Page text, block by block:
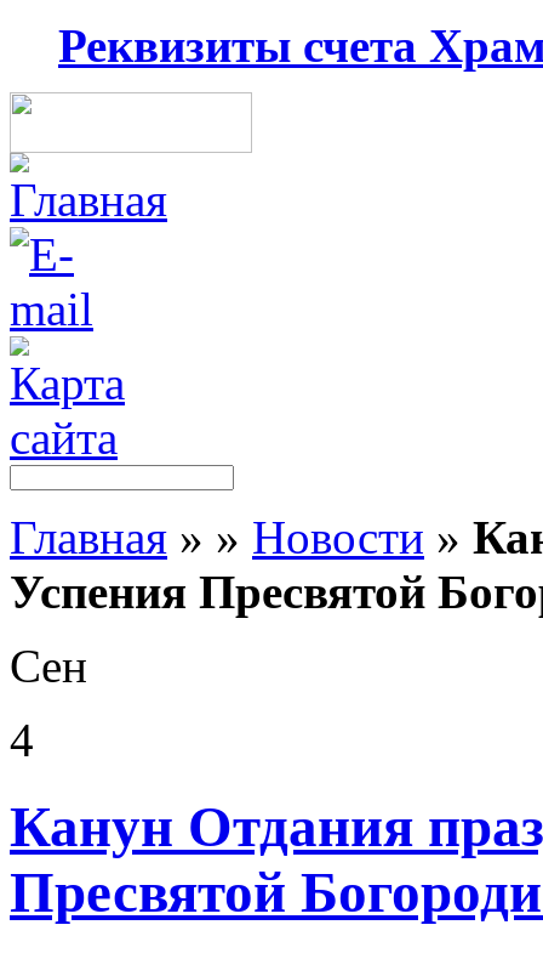
Реквизиты счета
Главная » » Новости »
Успения Пресвятой
Сен
4
Канун Отдания
Пресвятой